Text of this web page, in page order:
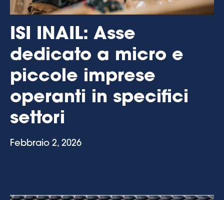
ISI INAIL: Asse
dedicato a micro e
piccole imprese
operanti in specifici
settori
Febbraio 2, 2026